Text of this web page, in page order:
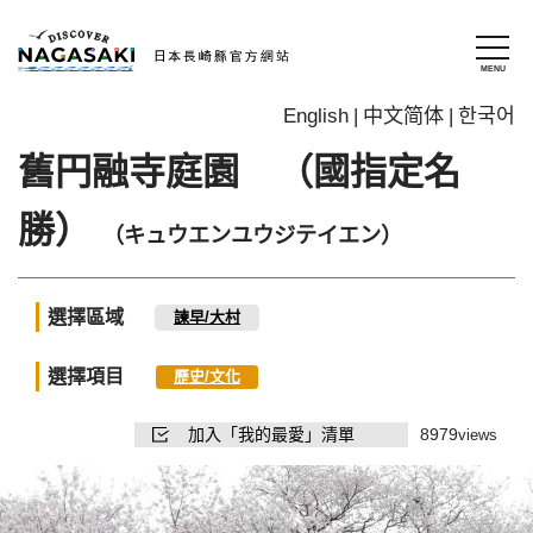
English 中文简体 한국어
舊円融寺庭園 （國指定名
勝）
（キュウエンユウジテイエン）
選擇區域 諫早/大村
選擇項目 歷史/文化
加入「我的最愛」清單 8979views